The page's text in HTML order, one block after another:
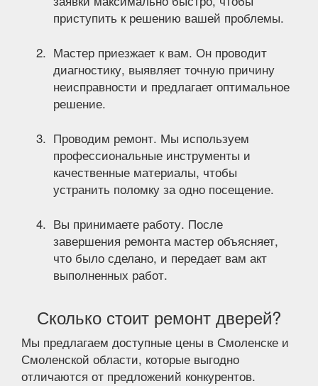
приступить к решению вашей проблемы.
Мастер приезжает к вам. Он проводит
диагностику, выявляет точную причину
неисправности и предлагает оптимальное
решение.
Проводим ремонт. Мы используем
профессиональные инструменты и
качественные материалы, чтобы
устранить поломку за одно посещение.
Вы принимаете работу. После
завершения ремонта мастер объясняет,
что было сделано, и передает вам акт
выполненных работ.
Сколько стоит ремонт дверей?
Мы предлагаем доступные цены в Смоленске и
Смоленской области, которые выгодно
отличаются от предложений конкурентов.